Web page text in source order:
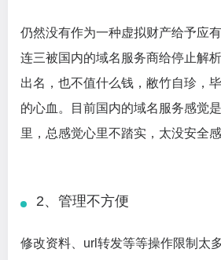
仍然没有作为一种虚拟财产给予应
连三被国内的域名服务商给停止解
出名，也不值什么钱，敝竹自珍，
的心血。目前国内的域名服务感觉
里，总感觉心里不踏实，太没安全感
2、管理不方便
修改资料、url转发等等操作限制太